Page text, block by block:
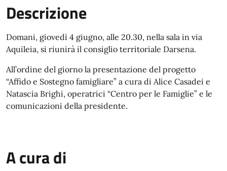
Descrizione
Domani, giovedì 4 giugno, alle 20.30, nella sala in via
Aquileia, si riunirà il consiglio territoriale Darsena.
All’ordine del giorno la presentazione del progetto
“Affido e Sostegno famigliare” a cura di Alice Casadei e
Natascia Brighi, operatrici “Centro per le Famiglie” e le
comunicazioni della presidente.
A cura di